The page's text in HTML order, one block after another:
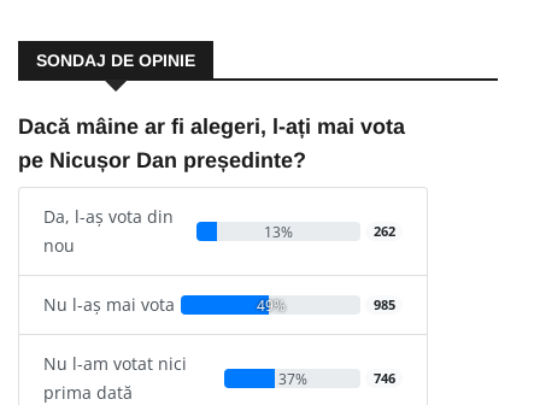
SONDAJ DE OPINIE
Dacă mâine ar fi alegeri, l-ați mai vota
pe Nicușor Dan președinte?
Da, l-aș vota din
nou
13% 262
Nu l-aș mai vota 49% 985
Nu l-am votat nici
prima dată
37% 746